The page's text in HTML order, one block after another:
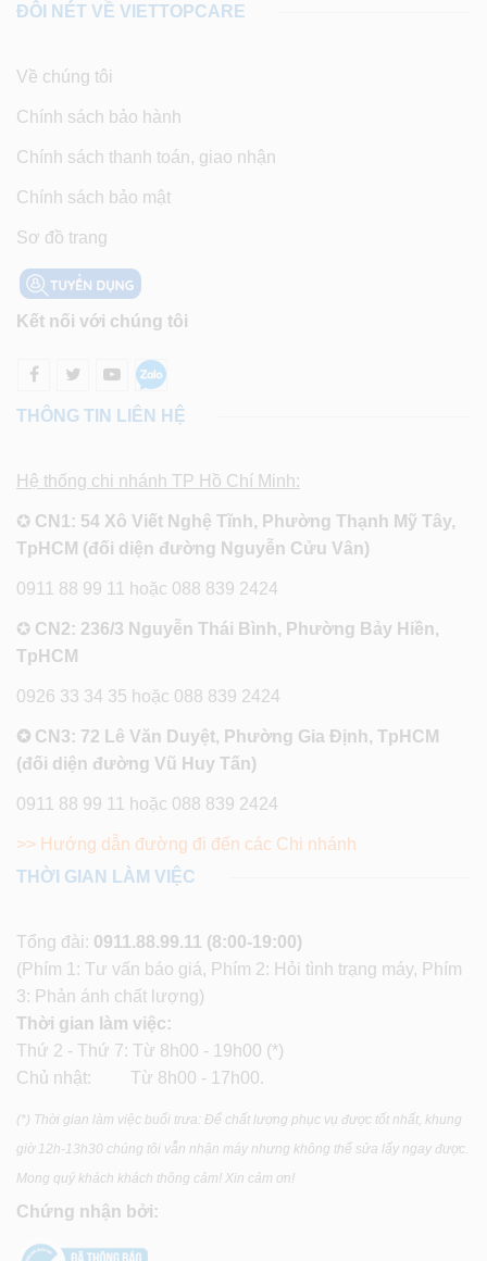
ĐÔI NÉT VỀ VIETTOPCARE
Về chúng tôi
Chính sách bảo hành
Chính sách thanh toán, giao nhận
Chính sách bảo mật
Sơ đồ trang
Kết nối với chúng tôi
THÔNG TIN LIÊN HỆ
Hệ thống chi nhánh TP Hồ Chí Minh:
✪ CN1: 54 Xô Viết Nghệ Tĩnh, Phường Thạnh Mỹ Tây,
TpHCM (đối diện đường Nguyễn Cửu Vân)
0911 88 99 11 hoặc 088 839 2424
✪ CN2: 236/3 Nguyễn Thái Bình, Phường Bảy Hiền,
TpHCM
0926 33 34 35 hoặc 088 839 2424
✪ CN3: 72 Lê Văn Duyệt, Phường Gia Định, TpHCM
(đối diện đường Vũ Huy Tấn)
0911 88 99 11 hoặc 088 839 2424
>> Hướng dẫn đường đi đến các Chi nhánh
THỜI GIAN LÀM VIỆC
Tổng đài: 0911.88.99.11 (8:00-19:00)
(Phím 1: Tư vấn báo giá, Phím 2: Hỏi tình trạng máy, Phím
3: Phản ánh chất lượng)
Thời gian làm việc:
Thứ 2 - Thứ 7: Từ 8h00 - 19h00 (*)
Chủ nhật: Từ 8h00 - 17h00.
(*) Thời gian làm việc buổi trưa: Để chất lượng phục vụ được tốt nhất, khung
giờ 12h-13h30 chúng tôi vẫn nhận máy nhưng không thể sửa lấy ngay được.
Mong quý khách khách thông cảm! Xin cảm ơn!
Chứng nhận bởi: